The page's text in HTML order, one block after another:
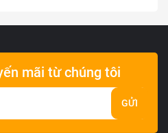
mãi từ chúng tôi
GỬI